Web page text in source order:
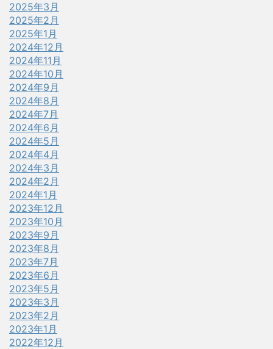
2025年3月
2025年2月
2025年1月
2024年12月
2024年11月
2024年10月
2024年9月
2024年8月
2024年7月
2024年6月
2024年5月
2024年4月
2024年3月
2024年2月
2024年1月
2023年12月
2023年10月
2023年9月
2023年8月
2023年7月
2023年6月
2023年5月
2023年3月
2023年2月
2023年1月
2022年12月